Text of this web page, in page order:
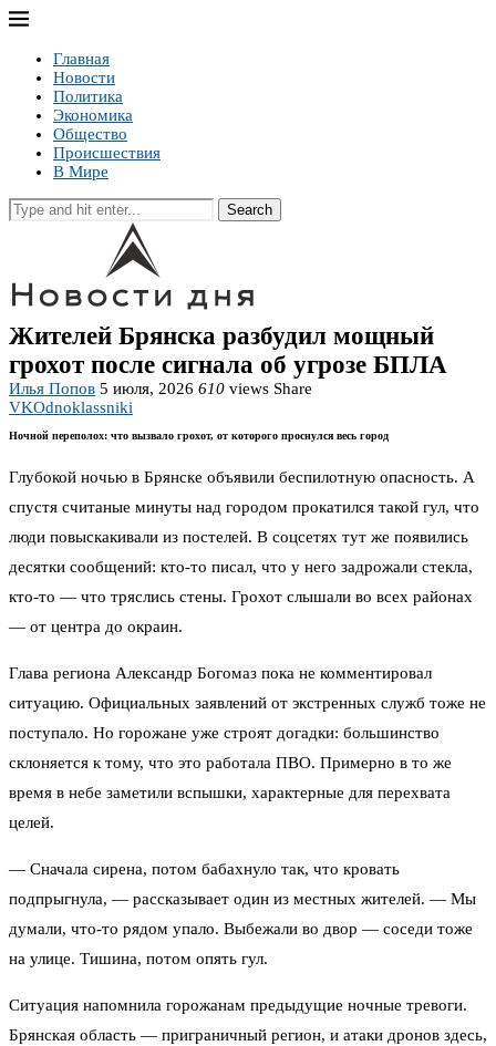
Главная
Новости
Политика
Экономика
Общество
Происшествия
В Мире
Search
Жителей Брянска разбудил мощный
грохот после сигнала об угрозе БПЛА
Илья Попов 5 июля, 2026 610 views Share
VKOdnoklassniki
Ночной переполох: что вызвало грохот, от которого проснулся весь город
Глубокой ночью в Брянске объявили беспилотную опасность. А
спустя считаные минуты над городом прокатился такой гул, что
люди повыскакивали из постелей. В соцсетях тут же появились
десятки сообщений: кто-то писал, что у него задрожали стекла,
кто-то — что тряслись стены. Грохот слышали во всех районах
— от центра до окраин.
Глава региона Александр Богомаз пока не комментировал
ситуацию. Официальных заявлений от экстренных служб тоже не
поступало. Но горожане уже строят догадки: большинство
склоняется к тому, что это работала ПВО. Примерно в то же
время в небе заметили вспышки, характерные для перехвата
целей.
— Сначала сирена, потом бабахнуло так, что кровать
подпрыгнула, — рассказывает один из местных жителей. — Мы
думали, что-то рядом упало. Выбежали во двор — соседи тоже
на улице. Тишина, потом опять гул.
Ситуация напомнила горожанам предыдущие ночные тревоги.
Брянская область — приграничный регион, и атаки дронов здесь,